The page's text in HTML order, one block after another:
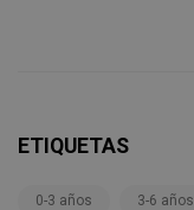
ETIQUETAS
0-3 años 3-6 años